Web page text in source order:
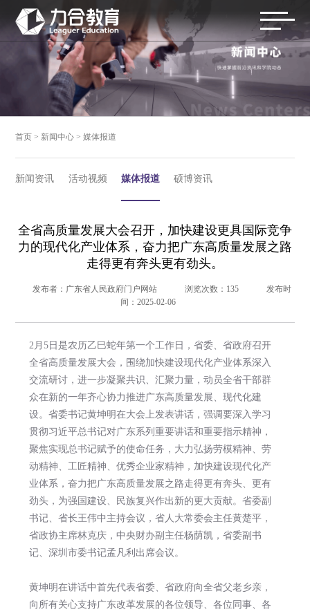
首页 > 新闻中心 >媒体报道
新闻资讯 活动视频 媒体报道 硕博资讯
全省高质量发展大会召开，加快建设更具国际竞争
力的现代化产业体系，奋力把广东高质量发展之路
走得更有奔头更有劲头。
发布者：广东省人民政府门户网站 浏览次数：135
发布时
间：2025-02-06
2月5日是农历乙巳蛇年第一个工作日，省委、省政府召开
全省高质量发展大会，围绕加快建设现代化产业体系深入
交流研讨，进一步凝聚共识、汇聚力量，动员全省干部群
众在新的一年齐心协力推进广东高质量发展、现代化建
设。省委书记黄坤明在大会上发表讲话，强调要深入学习
贯彻习近平总书记对广东系列重要讲话和重要指示精神，
聚焦实现总书记赋予的使命任务，大力弘扬劳模精神、劳
动精神、工匠精神、优秀企业家精神，加快建设现代化产
业体系，奋力把广东高质量发展之路走得更有奔头、更有
劲头，为强国建设、民族复兴作出新的更大贡献。省委副
书记、省长王伟中主持会议，省人大常委会主任黄楚平，
省政协主席林克庆，中央财办副主任杨荫凯，省委副书
记、深圳市委书记孟凡利出席会议。
黄坤明在讲话中首先代表省委、省政府向全省父老乡亲，
向所有关心支持广东改革发展的各位领导、各位同事、各